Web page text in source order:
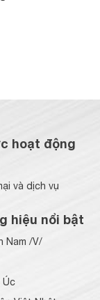
hoạt động
và dịch vụ
hiệu nổi bật
Nam /V/
Úc